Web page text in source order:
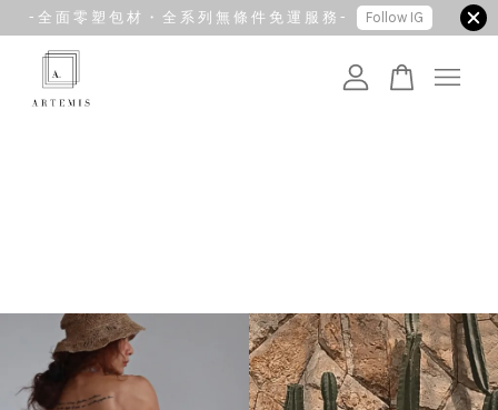
- 全 面 零 塑 包 材 ・ 全 系 列 無 條 件 免 運 服 務 - Follow IG
您的購物車目前還是空的。